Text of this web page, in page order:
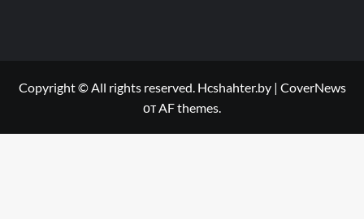
Copyright © All rights reserved. Hcshahter.by | CoverNews
от AF themes.